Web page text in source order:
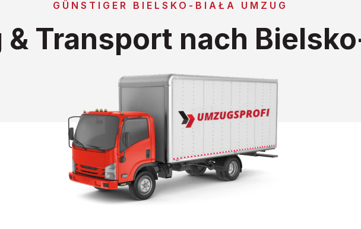
GÜNSTIGER BIELSKO-BIAŁA UMZUG
& Transport nach